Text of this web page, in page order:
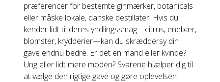
præferencer for bestemte ginmærker, botanicals
eller måske lokale, danske destillater. Hvis du
kender lidt til deres yndlingssmag—citrus, enebær,
blomster, krydderier—kan du skræddersy din
gave endnu bedre. Er det en mand eller kvinde?
Ung eller lidt mere moden? Svarene hjælper dig til
at vælge den rigtige gave og gøre oplevelsen